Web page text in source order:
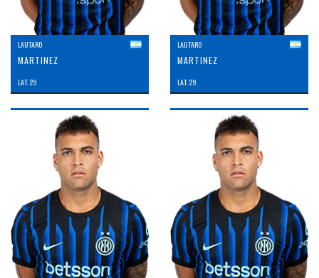
LAUTARO
MARTINEZ
LAT: 29
LAUTARO
MARTINEZ
LAT: 29